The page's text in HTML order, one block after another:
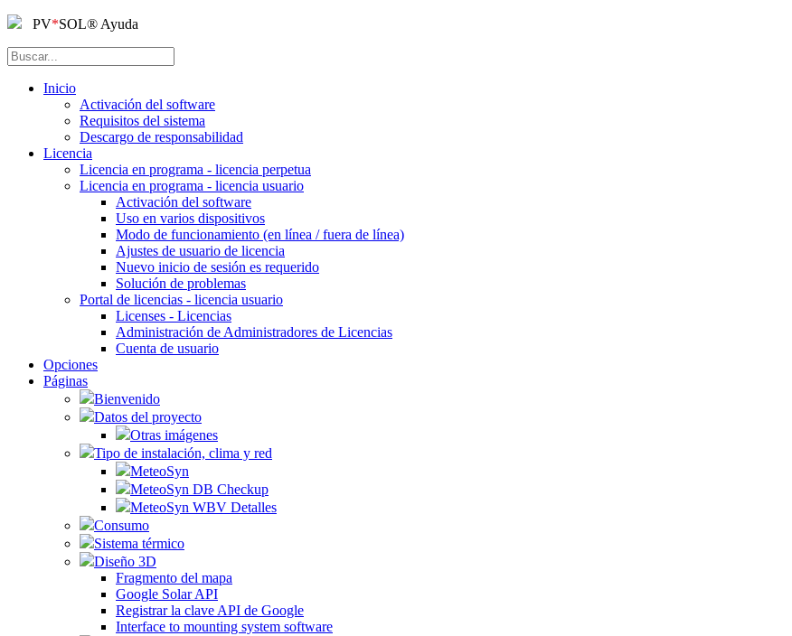
PV*SOL® Ayuda
Inicio
Activación del software
Requisitos del sistema
Descargo de responsabilidad
Licencia
Licencia en programa - licencia perpetua
Licencia en programa - licencia usuario
Activación del software
Uso en varios dispositivos
Modo de funcionamiento (en línea / fuera de línea)
Ajustes de usuario de licencia
Nuevo inicio de sesión es requerido
Solución de problemas
Portal de licencias - licencia usuario
Licenses - Licencias
Administración de Administradores de Licencias
Cuenta de usuario
Opciones
Páginas
Bienvenido
Datos del proyecto
Otras imágenes
Tipo de instalación, clima y red
MeteoSyn
MeteoSyn DB Checkup
MeteoSyn WBV Detalles
Consumo
Sistema térmico
Diseño 3D
Fragmento del mapa
Google Solar API
Registrar la clave API de Google
Interface to mounting system software